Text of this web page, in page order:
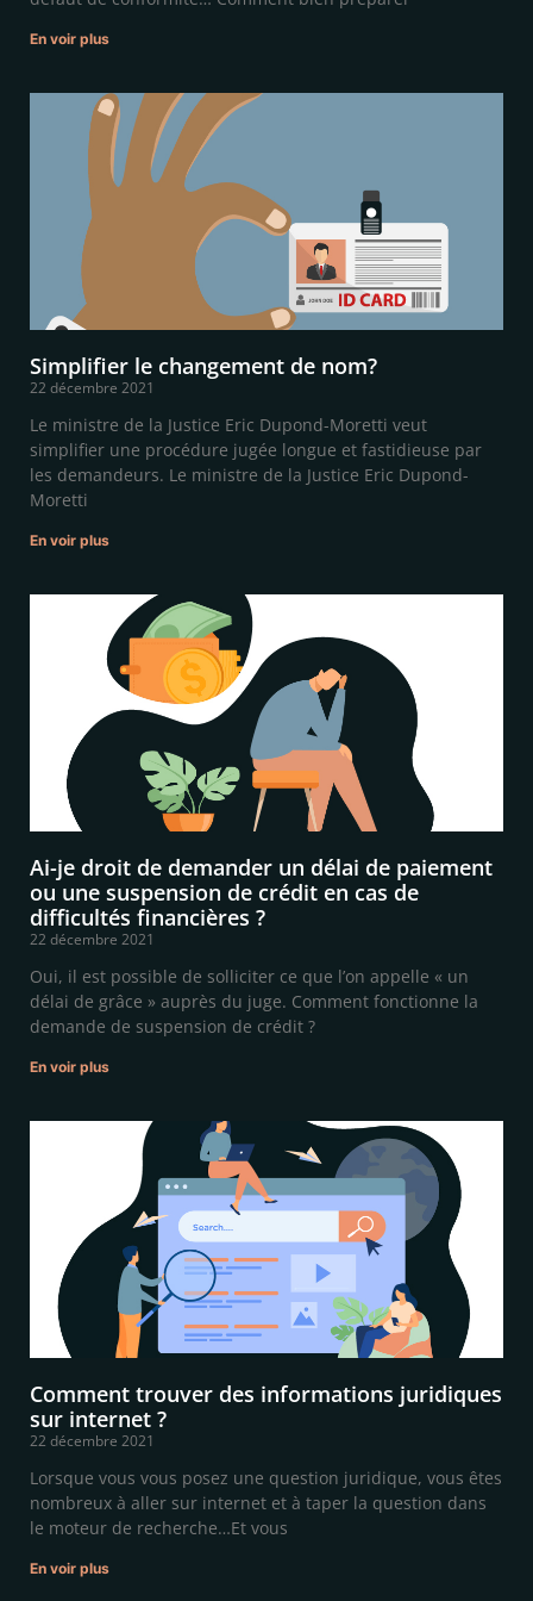
En voir plus
Simplifier le changement de nom?
22 décembre 2021
Le ministre de la Justice Eric Dupond-Moretti veut
simplifier une procédure jugée longue et fastidieuse par
les demandeurs. Le ministre de la Justice Eric Dupond-
Moretti
En voir plus
Ai-je droit de demander un délai de paiement
ou une suspension de crédit en cas de
difficultés financières ?
22 décembre 2021
Oui, il est possible de solliciter ce que l’on appelle « un
délai de grâce » auprès du juge. Comment fonctionne la
demande de suspension de crédit ?
En voir plus
Comment trouver des informations juridiques
sur internet ?
22 décembre 2021
Lorsque vous vous posez une question juridique, vous êtes
nombreux à aller sur internet et à taper la question dans
le moteur de recherche…Et vous
En voir plus